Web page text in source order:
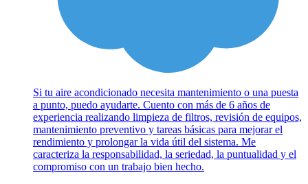
Si tu aire acondicionado necesita mantenimiento o una puesta
a punto, puedo ayudarte. Cuento con más de 6 años de
experiencia realizando limpieza de filtros, revisión de equipos,
mantenimiento preventivo y tareas básicas para mejorar el
rendimiento y prolongar la vida útil del sistema. Me
caracteriza la responsabilidad, la seriedad, la puntualidad y el
compromiso con un trabajo bien hecho.